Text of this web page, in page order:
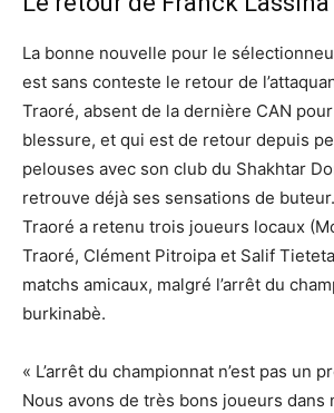
La bonne nouvelle pour le
est sans conteste le retour de
Traoré, absent de la dernière CAN
blessure, et qui est de retour depuis
pelouses avec son club du Shakhtar
retrouve déjà ses sensations de
Traoré a retenu trois joueurs locaux
Traoré, Clément Pitroipa et Salif Tieteta
matchs amicaux, malgré l’arrêt du
burkinabè.
« L’arrêt du championnat n’est pas un
Nous avons de très bons joueurs dans